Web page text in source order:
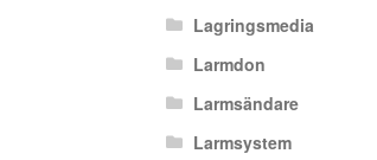
Lagringsmedia
Larmdon
Larmsändare
Larmsystem